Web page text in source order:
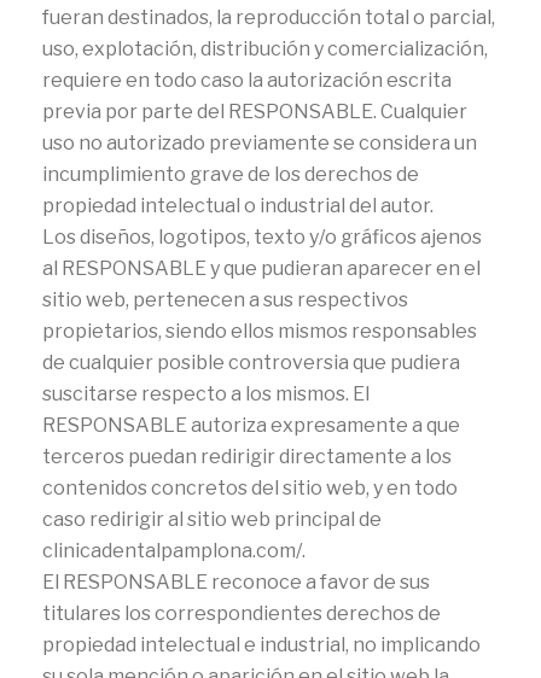
fueran destinados, la reproducción total o parcial,
uso, explotación, distribución y comercialización,
requiere en todo caso la autorización escrita
previa por parte del RESPONSABLE. Cualquier
uso no autorizado previamente se considera un
incumplimiento grave de los derechos de
propiedad intelectual o industrial del autor.
Los diseños, logotipos, texto y/o gráficos ajenos
al RESPONSABLE y que pudieran aparecer en el
sitio web, pertenecen a sus respectivos
propietarios, siendo ellos mismos responsables
de cualquier posible controversia que pudiera
suscitarse respecto a los mismos. El
RESPONSABLE autoriza expresamente a que
terceros puedan redirigir directamente a los
contenidos concretos del sitio web, y en todo
caso redirigir al sitio web principal de
clinicadentalpamplona.com/.
El RESPONSABLE reconoce a favor de sus
titulares los correspondientes derechos de
propiedad intelectual e industrial, no implicando